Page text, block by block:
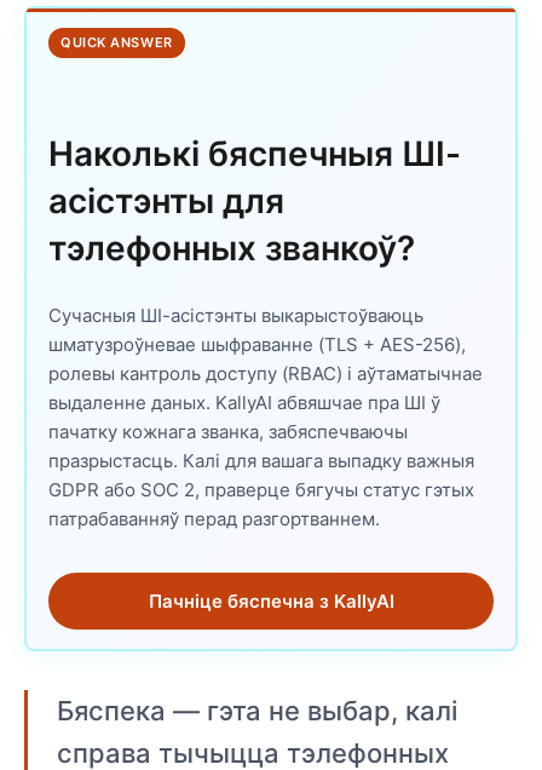
QUICK ANSWER
Наколькі бяспечныя ШІ-
асістэнты для
тэлефонных званкоў?
Сучасныя ШІ-асістэнты выкарыстоўваюць
шматузроўневае шыфраванне (TLS + AES-256),
ролевы кантроль доступу (RBAC) і аўтаматычнае
выдаленне даных. KallyAI абвяшчае пра ШІ ў
пачатку кожнага званка, забяспечваючы
празрыстасць. Калі для вашага выпадку важныя
GDPR або SOC 2, праверце бягучы статус гэтых
патрабаванняў перад разгортваннем.
Пачніце бяспечна з KallyAI
Бяспека — гэта не выбар, калі
справа тычыцца тэлефонных